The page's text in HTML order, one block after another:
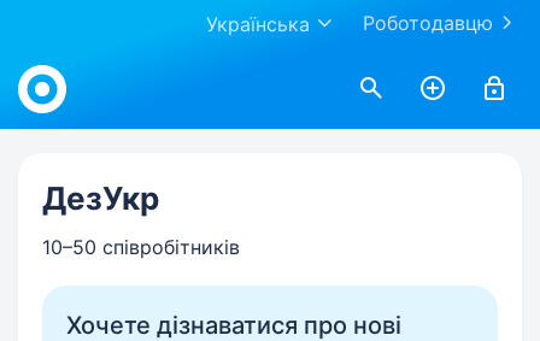
Роботодавцю
Українська
Work.ua
ДезУкр
10–50 співробітників
Хочете дізнаватися про нові